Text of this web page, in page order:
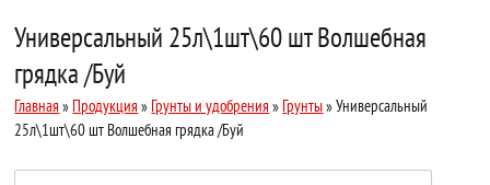
Универсальный 25л\1шт\60 шт Волшебная
грядка /Буй
Главная » Продукция » Грунты и удобрения » Грунты» Универсальный
25л\1шт\60 шт Волшебная грядка /Буй